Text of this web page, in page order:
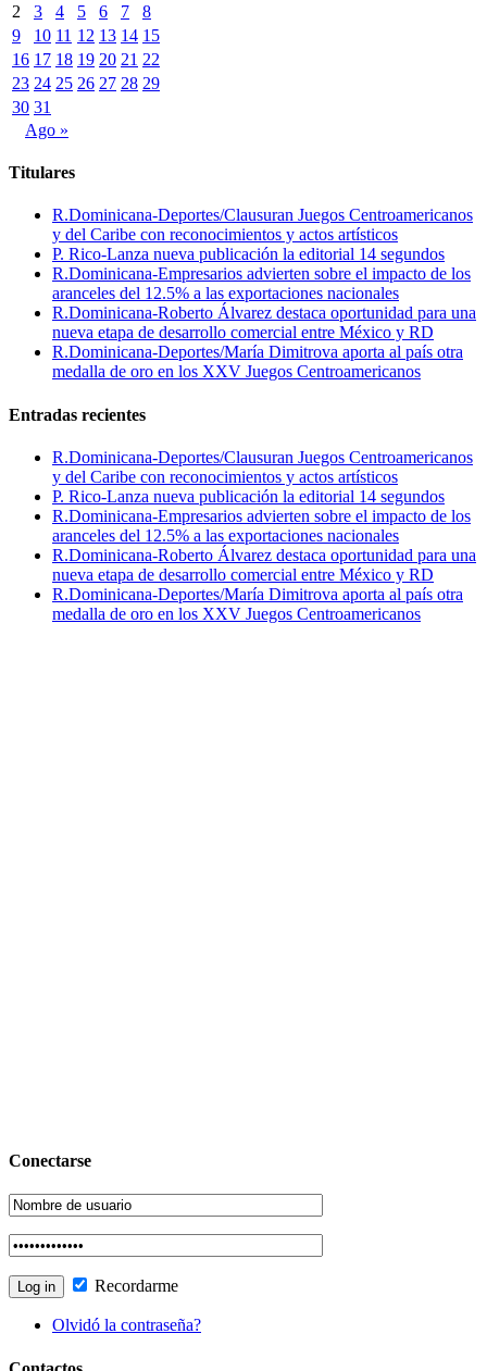
2
3 4 5 6 7
8
9
10 11 12 13 14 15
16 17 18 19 20 21 22
23 24 25 26 27 28 29
30 31
Ago »
Titulares
R.Dominicana-Deportes/Clausuran Juegos Centroamericanos
y del Caribe con reconocimientos y actos artísticos
P. Rico-Lanza nueva publicación la editorial 14 segundos
R.Dominicana-Empresarios advierten sobre el impacto de los
aranceles del 12.5% a las exportaciones nacionales
R.Dominicana-Roberto Álvarez destaca oportunidad para una
nueva etapa de desarrollo comercial entre México y RD
R.Dominicana-Deportes/María Dimitrova aporta al país otra
medalla de oro en los XXV Juegos Centroamericanos
Entradas recientes
R.Dominicana-Deportes/Clausuran Juegos Centroamericanos
y del Caribe con reconocimientos y actos artísticos
P. Rico-Lanza nueva publicación la editorial 14 segundos
R.Dominicana-Empresarios advierten sobre el impacto de los
aranceles del 12.5% a las exportaciones nacionales
R.Dominicana-Roberto Álvarez destaca oportunidad para una
nueva etapa de desarrollo comercial entre México y RD
R.Dominicana-Deportes/María Dimitrova aporta al país otra
medalla de oro en los XXV Juegos Centroamericanos
Conectarse
Recordarme
Olvidó la contraseña?